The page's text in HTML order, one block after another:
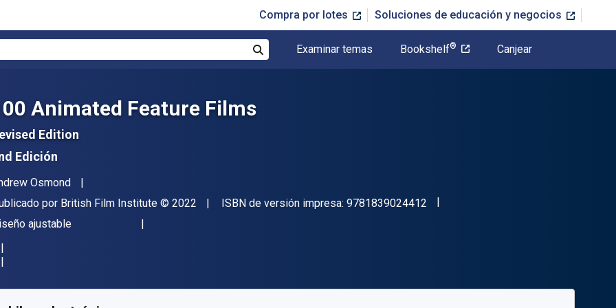
Compra por lotes Soluciones de educación y negocios
Examinar temas Bookshelf® Canjear
Animated Feature Films
Edition
Edición
Osmond
por British Film Institute Copyright
© 2022 ISBN de versión impresa: 9781839024412 "ISBN-13 9781839024412"
ajustable